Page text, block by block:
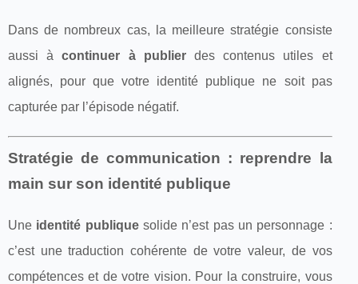
Dans de nombreux cas, la meilleure stratégie consiste
aussi àcontinuer à publierdes contenus utiles et
alignés, pour que votre identité publique ne soit pas
capturée par l’épisode négatif.
Stratégie de communication : reprendre la
main sur son identité publique
Une identité publiquesolide n’est pas un personnage :
c’est une traduction cohérente de votre valeur, de vos
compétences et de votre vision. Pour la construire, vous